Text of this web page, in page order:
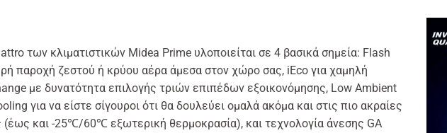
των κλιματιστικών Midea Prime υλοποιείται σε 4 βασικά σημεία: Flash
παροχή ζεστού ή κρύου αέρα άμεσα στον χώρο σας, iEco για χαμηλή
με δυνατότητα επιλογής τριών επιπέδων εξοικονόμησης, Low Ambient
για να είστε σίγουροι ότι θα δουλεύει ομαλά ακόμα και στις πιο ακραίες
(έως και -25℃/60℃ εξωτερική θερμοκρασία), και τεχνολογία άνεσης GA